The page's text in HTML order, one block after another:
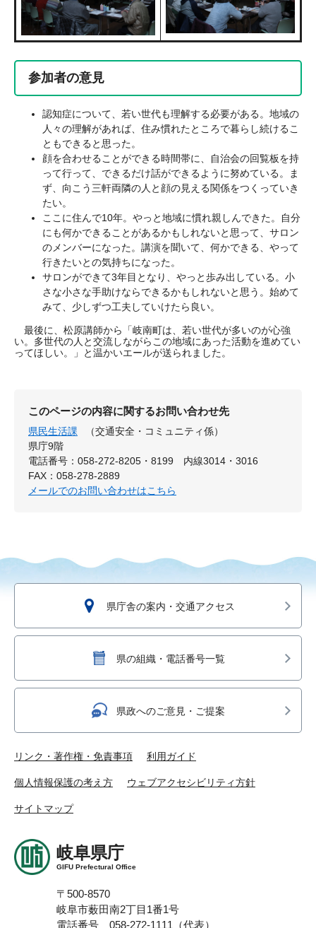
参加者の意見
認知症について、若い世代も理解する必要がある。地域の
人々の理解があれば、住み慣れたところで暮らし続けるこ
ともできると思った。
顔を合わせることができる時間帯に、自治会の回覧板を持
って行って、できるだけ話ができるように努めている。ま
ず、向こう三軒両隣の人と顔の見える関係をつくっていき
たい。
ここに住んで10年。やっと地域に慣れ親しんできた。自分
にも何かできることがあるかもしれないと思って、サロン
のメンバーになった。講演を聞いて、何かできる、やって
行きたいとの気持ちになった。
サロンができて3年目となり、やっと歩み出している。小
さな小さな手助けならできるかもしれないと思う。始めて
みて、少しずつ工夫していけたら良い。
最後に、松原講師から「岐南町は、若い世代が多いのが心強
い。多世代の人と交流しながらこの地域にあった活動を進めてい
ってほしい。」と温かいエールが送られました。
このページの内容に関するお問い合わせ先
県民生活課
（交通安全・コミュニティ係）
県庁9階
電話番号：058-272-8205・8199 内線3014・3016
FAX：058-278-2889
メールでのお問い合わせはこちら
県庁舎の案内・交通アクセス
県の組織・電話番号一覧
県政へのご意見・ご提案
リンク・著作権・免責事項 利用ガイド
個人情報保護の考え方 ウェブアクセシビリティ方針
サイトマップ
岐阜県庁
GIFU Prefectural Office
〒500-8570
岐阜市薮田南2丁目1番1号
電話番号 058-272-1111（代表）